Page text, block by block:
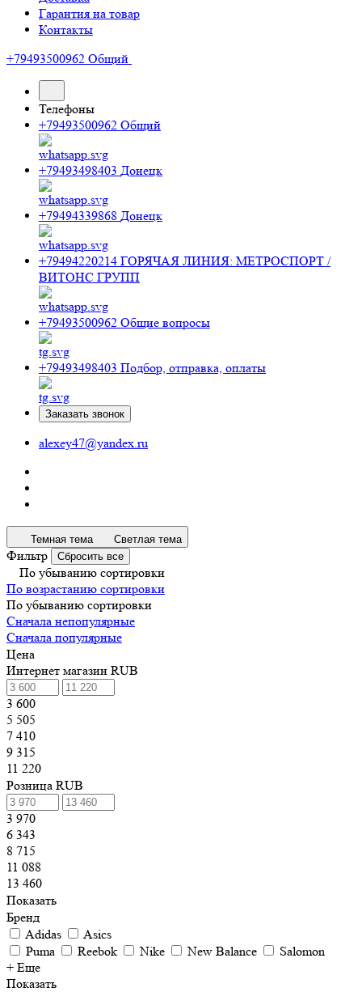
Гарантия на товар
Контакты
+79493500962 Общий
Телефоны
+79493500962 Общий
+79493498403 Донецк
+79494339868 Донецк
+79494220214 ГОРЯЧАЯ ЛИНИЯ: МЕТРОСПОРТ /
ВИТОНС ГРУПП
+79493500962 Общие вопросы
+79493498403 Подбор, отправка, оплаты
Заказать звонок
alexey47@yandex.ru
Темная тема Светлая тема
Фильтр Сбросить все
По убыванию сортировки
По возрастанию сортировки
По убыванию сортировки
Сначала непопулярные
Сначала популярные
Цена
Интернет магазин RUB
3 600
5 505
7 410
9 315
11 220
Розница RUB
3 970
6 343
8 715
11 088
13 460
Показать
Бренд
Adidas
Asics
Puma
Reebok Nike New Balance
Salomon
+ Еще
Показать